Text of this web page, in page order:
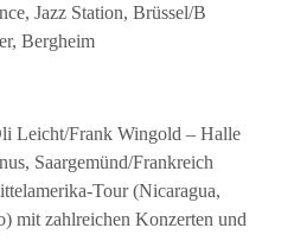
Jazz Station, Brüssel/B
Bergheim
Leicht/Frank Wingold – Halle
Saargemünd/Frankreich
Tour (Nicaragua,
mit zahlreichen Konzerten und